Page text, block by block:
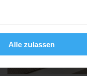
Alle zulassen